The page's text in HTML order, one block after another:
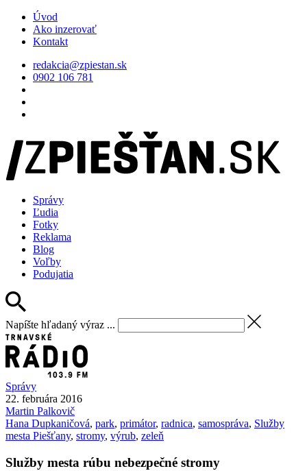
Úvod
Ako inzerovať
Kontakt
redakcia@zpiestan.sk
0902 106 781
Správy
Ľudia
Fotky
Reklama
Blog
Voľby
Podujatia
Napíšte hľadaný výraz ...
Správy
22. februára 2016
Martin Palkovič
Hana Dupkaničová, park, primátor, radnica, samospráva, Služby
mesta Piešťany, stromy, výrub, zeleň
Služby mesta rúbu nebezpečné stromy